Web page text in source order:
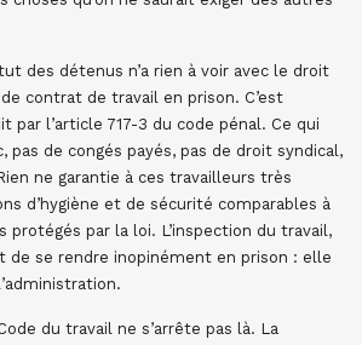
des détenus n’a rien à voir avec le droit
contrat de travail en prison. C’est
par l’article 717-3 du code pénal. Ce qui
pas de congés payés, pas de droit syndical,
ne garantie à ces travailleurs très
d’hygiène et de sécurité comparables à
protégés par la loi. L’inspection du travail,
de se rendre inopinément en prison : elle
du travail ne s’arrête pas là. La